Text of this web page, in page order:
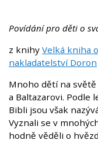
Povídání pro děti o
z knihy Velká kniha
nakladatelství Doron
Mnoho dětí na
a Baltazarovi. Podle
Bibli jsou však
Vyznali se v
hodně věděli o